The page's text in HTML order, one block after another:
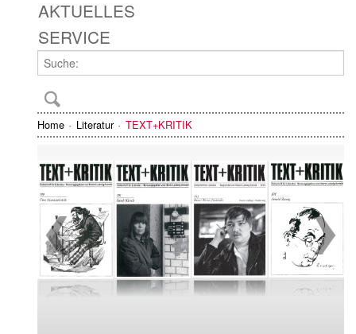
AKTUELLES
SERVICE
Home Literatur TEXT+KRITIK